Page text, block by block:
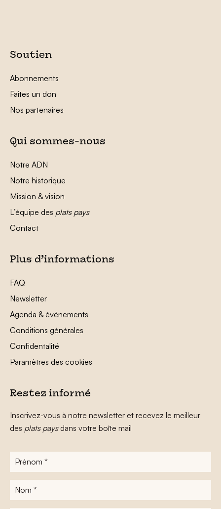
Soutien
Abonnements
Faites un don
Nos partenaires
Qui sommes-nous
Notre ADN
Notre historique
Mission & vision
L’équipe des plats pays
Contact
Plus d’informations
FAQ
Newsletter
Agenda & événements
Conditions générales
Confidentalité
Paramètres des cookies
Restez informé
Inscrivez-vous à notre newsletter et recevez le meilleur
des plats paysdans votre boîte mail
Prénom
Nom